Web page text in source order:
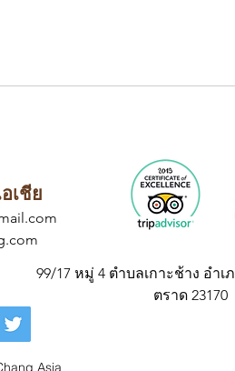
เชีย
99/17 หมู่ 4 ตำบลเกาะช้าง อำเ
ตราด 23170
Asia